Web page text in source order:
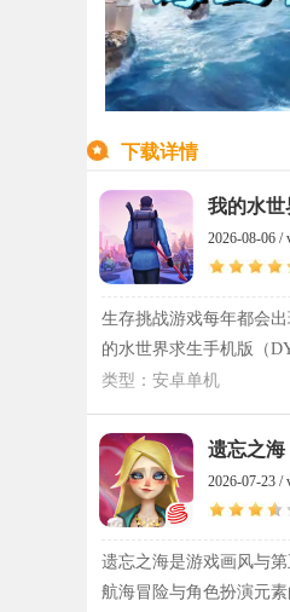
下载详情
我的水世
2026-08-06 /
生存挑战游戏每年都会
的水世界求生手机版（
名生存者出现在水世界
冒险以及家园建设，必
有一些神秘道具可以辅
快来把我的水世界求生手
类型：安卓单机
遗忘之海
2026-07-23 /
遗忘之海是游戏画风与
航海冒险与角色扮演元